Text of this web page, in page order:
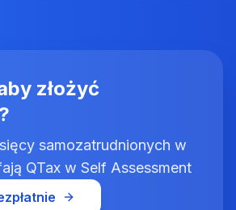
złożyć
samozatrudnionych w
QTax w Self Assessment